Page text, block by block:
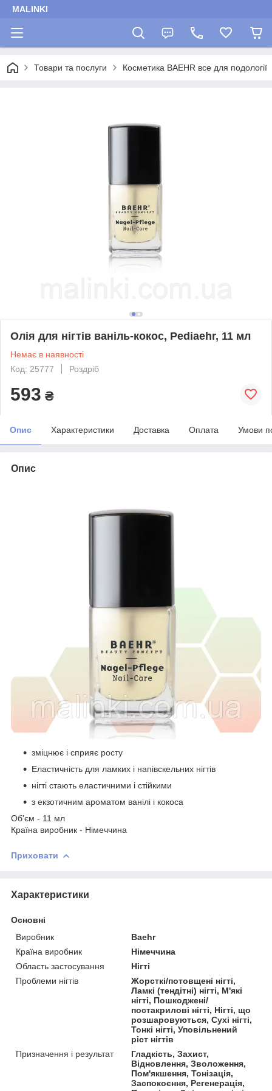
MALINKI
Товари та послуги Косметика BAEHR все для подології
Олія для нігтів ваніль-кокос, Pediaehr, 11 мл
Немає в наявності
Код: 25777
Роздріб
593 ₴
Опис Характеристики Доставка Оплата Умови
Опис
зміцнює і сприяє росту
Еластичність для ламких і напівскельних нігтів
нігті стають еластичними і стійкими
з екзотичним ароматом ванілі і кокоса
Об'єм - 11 мл
Країна виробник - Німеччина
Приховати
Характеристики
Основні
Виробник
Baehr
Країна виробник
Німеччина
Область застосування
Нігті
Проблеми нігтів
Жорсткі/потовщені нігті,
Ламкі (тендітні) нігті, М'які
нігті, Пошкоджені/
постакрилові нігті, Нігті, що
розшаровуються, Сухі нігті,
Тонкі нігті, Уповільнений
ріст нігтів
Призначення і результат
Гладкість, Захист,
Відновлення, Зволоження,
Пом'якшення, Тонізація,
Заспокоєння, Регенерація,